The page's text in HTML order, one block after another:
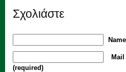
Σχολιάστε
(required)